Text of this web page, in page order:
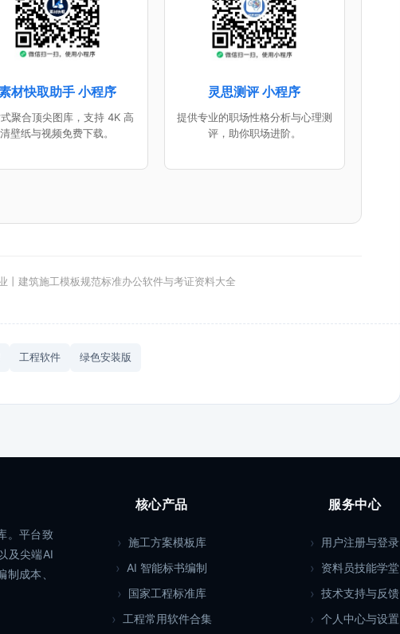
材快取助手 小程序
聚合顶尖图库，支持 4K 高
清壁纸与视频免费下载。
灵思测评 小程序
提供专业的职场性格分析与心理测
评，助你职场进阶。
丨建筑施工模板规范标准办公软件与考证资料大全
工程软件 绿色安装版
。平台致
及尖端AI
成本、
核心产品
施工方案模板库
AI 智能标书编制
国家工程标准库
工程常用软件合集
服务中心
用户注册与登录
资料员技能学堂
技术支持与反馈
个人中心与设置